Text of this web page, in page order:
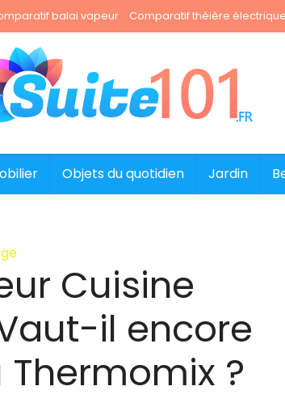
balai vapeur Comparatif théière électrique
Objets du quotidien Jardin
Cuisine
il encore
?